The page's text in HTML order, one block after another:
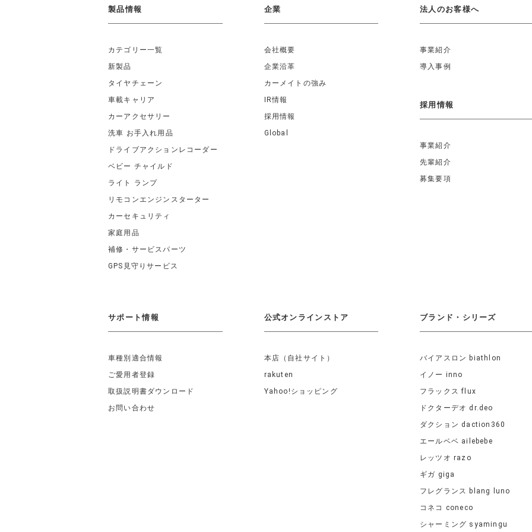
製品情報
カテゴリー一覧
新製品
タイヤチェーン
車載キャリア
カーアクセサリー
洗車 お手入れ用品
ドライブアクションレコーダー
ベビー チャイルド
ライト ランプ
リモコンエンジンスターター
カーセキュリティ
家庭用品
補修・サービスパーツ
GPS見守りサービス
企業
会社概要
企業沿革
カーメイトの強み
IR情報
採用情報
Global
法人のお客様へ
事業紹介
導入事例
採用情報
事業紹介
先輩紹介
募集要項
サポート情報
車種別適合情報
ご愛用者登録
取扱説明書ダウンロード
お問い合わせ
公式オンラインストア
本店（自社サイト）
rakuten
Yahoo!ショッピング
ブランド・シリーズ
バイアスロン biathlon
イノー inno
フラックス flux
ドクターデオ dr.deo
ダクション daction360
エールベベ ailebebe
レッツオ razo
ギガ giga
フレグランス blang luno
コネコ coneco
シャーミング syamingu